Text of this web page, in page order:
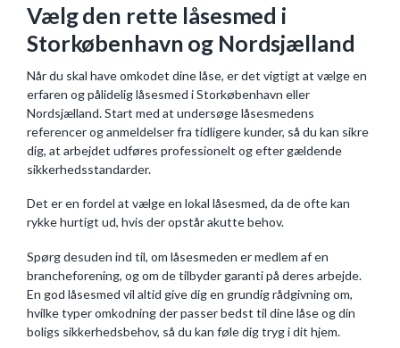
Vælg den rette låsesmed i
Storkøbenhavn og Nordsjælland
Når du skal have omkodet dine låse, er det vigtigt at vælge en
erfaren og pålidelig låsesmed i Storkøbenhavn eller
Nordsjælland. Start med at undersøge låsesmedens
referencer og anmeldelser fra tidligere kunder, så du kan sikre
dig, at arbejdet udføres professionelt og efter gældende
sikkerhedsstandarder.
Det er en fordel at vælge en lokal låsesmed, da de ofte kan
rykke hurtigt ud, hvis der opstår akutte behov.
Spørg desuden ind til, om låsesmeden er medlem af en
brancheforening, og om de tilbyder garanti på deres arbejde.
En god låsesmed vil altid give dig en grundig rådgivning om,
hvilke typer omkodning der passer bedst til dine låse og din
boligs sikkerhedsbehov, så du kan føle dig tryg i dit hjem.